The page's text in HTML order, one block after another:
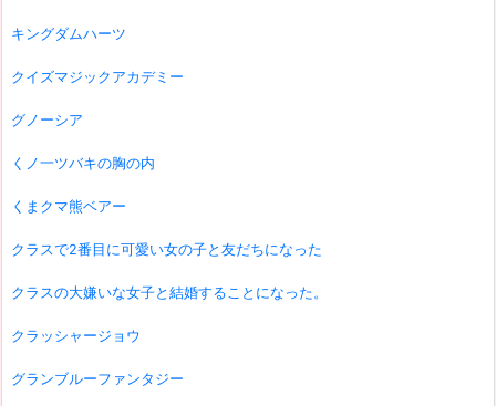
キングダムハーツ
クイズマジックアカデミー
グノーシア
くノ一ツバキの胸の内
くまクマ熊ベアー
クラスで2番目に可愛い女の子と友だちになった
クラスの大嫌いな女子と結婚することになった。
クラッシャージョウ
グランブルーファンタジー